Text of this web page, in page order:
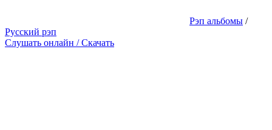
Рэп альбомы /
Русский рэп
Слушать онлайн / Скачать